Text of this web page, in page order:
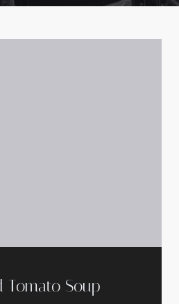
Tomato Soup